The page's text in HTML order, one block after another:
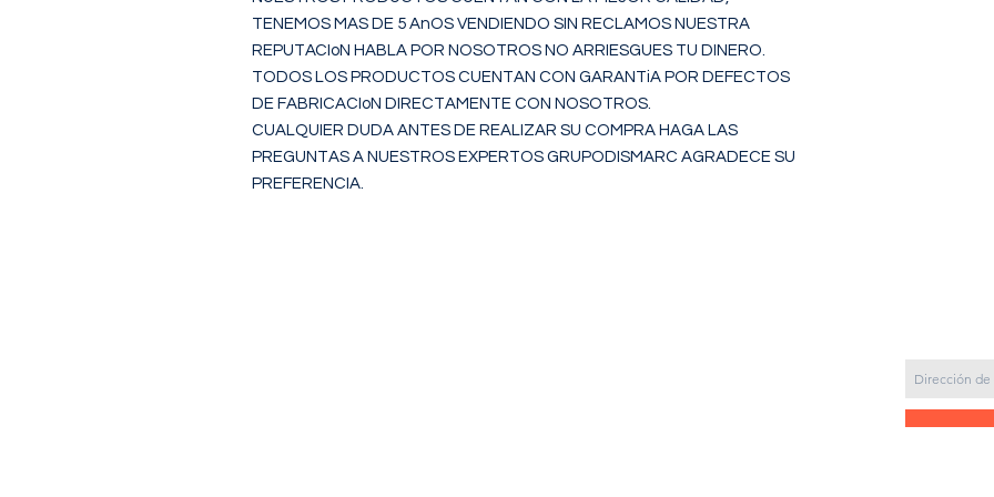
TENEMOS MAS DE 5 AnOS VENDIENDO SIN RECLAMOS NUESTRA
REPUTACIoN HABLA POR NOSOTROS NO ARRIESGUES TU DINERO.
TODOS LOS PRODUCTOS CUENTAN CON GARANTiA POR DEFECTOS
DE FABRICACIoN DIRECTAMENTE CON NOSOTROS.
CUALQUIER DUDA ANTES DE REALIZAR SU COMPRA HAGA LAS
PREGUNTAS A NUESTROS EXPERTOS GRUPODISMARC AGRADECE SU
PREFERENCIA.